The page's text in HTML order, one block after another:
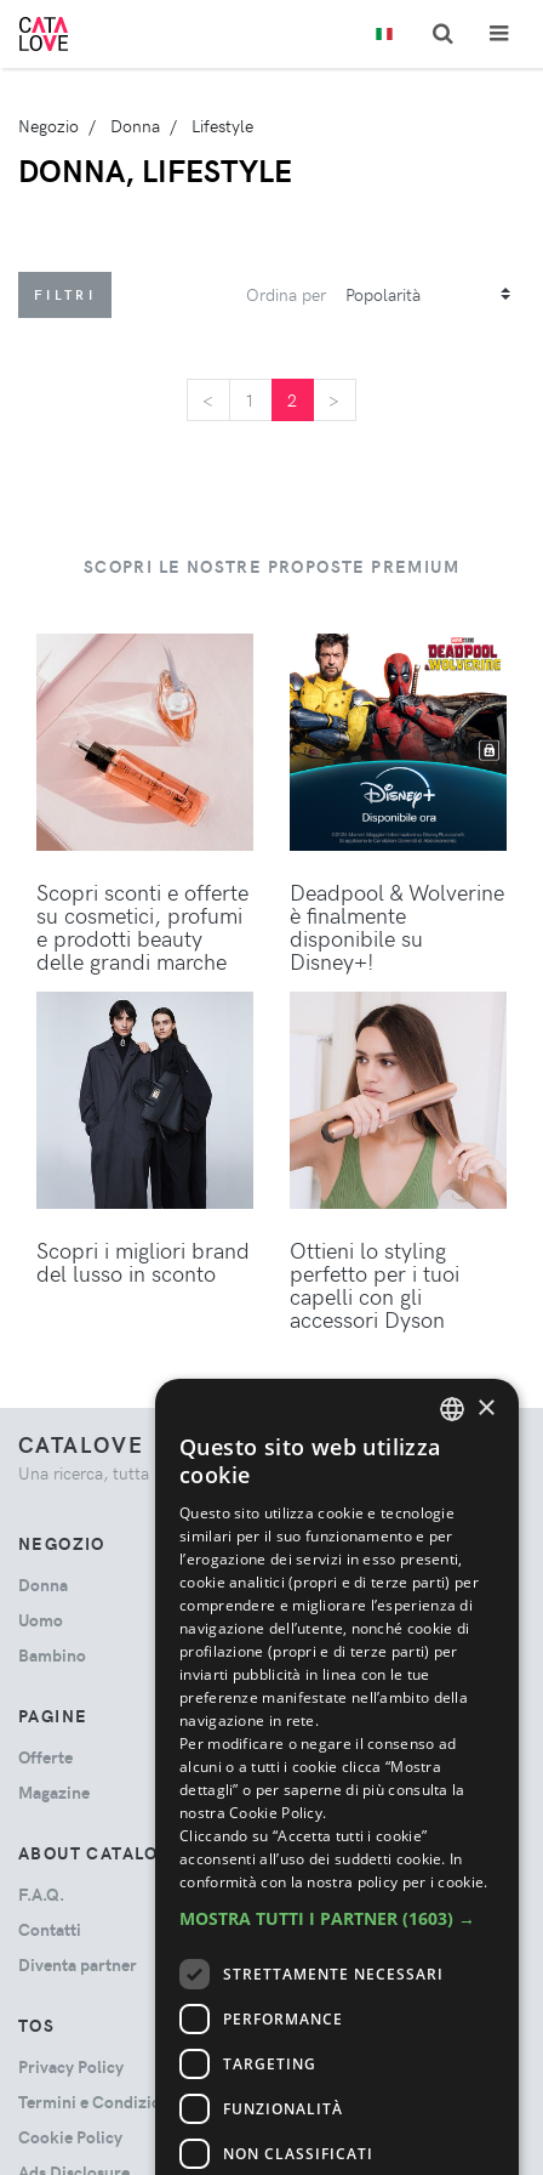
Negozio Donna Lifestyle
DONNA, LIFESTYLE
FILTRI Ordina per
< 1 2 >
SCOPRI LE NOSTRE PROPOSTE PREMIUM
Scopri sconti e offerte
su cosmetici, profumi
e prodotti beauty
delle grandi marche
Deadpool & Wolverine
è finalmente
disponibile su
Disney+!
Scopri i migliori brand
del lusso in sconto
Ottieni lo styling
perfetto per i tuoi
capelli con gli
accessori Dyson
CATALOVE
Una ricerca, tutta la moda.
NEGOZIO
Donna
Uomo
Bambino
PAGINE
Offerte
Magazine
ABOUT CATALOVE
F.A.Q.
Contatti
Diventa partner
TOS
Privacy Policy
Termini e Condizioni
Cookie Policy
×
Questo sito web utilizza
cookie
Questo sito utilizza cookie e tecnologie
similari per il suo funzionamento e per
l’erogazione dei servizi in esso presenti,
cookie analitici (propri e di terze parti) per
comprendere e migliorare l’esperienza di
navigazione dell’utente, nonché cookie di
profilazione (propri e di terze parti) per
inviarti pubblicità in linea con le tue
preferenze manifestate nell’ambito della
navigazione in rete.
Per modificare o negare il consenso ad
alcuni o a tutti i cookie clicca “Mostra
dettagli” o per saperne di più consulta la
nostra Cookie Policy.
Cliccando su “Accetta tutti i cookie”
acconsenti all’uso dei suddetti cookie. In
conformità con la nostra policy per i cookie.
MOSTRA TUTTI I PARTNER (1603) →
STRETTAMENTE NECESSARI
PERFORMANCE
TARGETING
FUNZIONALITÀ
NON CLASSIFICATI